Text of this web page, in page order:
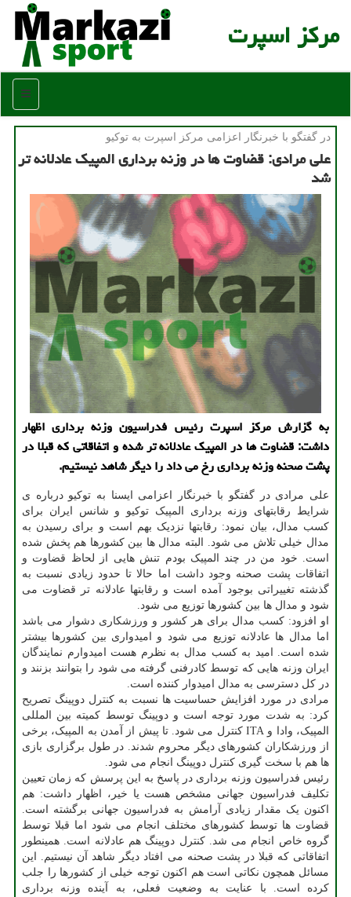
مركز اسپرت
منو
در گفتگو با خبرنگار اعزامی مركز اسپرت به توكیو
علی مرادی: قضاوت ها در وزنه برداری المپیك عادلانه تر
شد
به گزارش مرکز اسپرت رئیس فدراسیون وزنه برداری اظهار
داشت: قضاوت ها در المپیک عادلانه تر شده و اتفاقاتی که قبلا در
پشت صحنه وزنه برداری رخ می داد را دیگر شاهد نیستیم.
علی مرادی در گفتگو با خبرنگار اعزامی ایسنا به توکیو درباره ی
شرایط رقابتهای وزنه برداری المپیک توکیو و شانس ایران برای
کسب مدال، بیان نمود: رقابتها نزدیک بهم است و برای رسیدن به
مدال خیلی تلاش می شود. البته مدال ها بین کشورها هم پخش شده
است. خود من در چند المپیک بودم تنش هایی از لحاظ قضاوت و
اتفاقات پشت صحنه وجود داشت اما حالا تا حدود زیادی نسبت به
گذشته تغییراتی بوجود آمده است و رقابتها عادلانه تر قضاوت می
شود و مدال ها بین کشورها توزیع می شود.
او افزود: کسب مدال برای هر کشور و ورزشکاری دشوار می باشد
اما مدال ها عادلانه توزیع می شود و امیدواری بین کشورها بیشتر
شده است. امید به کسب مدال به نظرم هست امیدوارم نمایندگان
ایران وزنه هایی که توسط کادرفنی گرفته می شود را بتوانند بزنند و
در کل دسترسی به مدال امیدوار کننده است.
مرادی در مورد افزایش حساسیت ها نسبت به کنترل دوپینگ تصریح
کرد: به شدت مورد توجه است و دوپینگ توسط کمیته بین المللی
المپیک، وادا و ITA کنترل می شود. تا پیش از آمدن به المپیک، برخی
از ورزشکاران کشورهای دیگر محروم شدند. در طول برگزاری بازی
ها هم با سخت گیری کنترل دوپینگ انجام می شود.
رئیس فدراسیون وزنه برداری در پاسخ به این پرسش که زمان تعیین
تکلیف فدراسیون جهانی مشخص هست یا خیر، اظهار داشت: هم
اکنون یک مقدار زیادی آرامش به فدراسیون جهانی برگشته است.
قضاوت ها توسط کشورهای مختلف انجام می شود اما قبلا توسط
گروه خاص انجام می شد. کنترل دوپینگ هم عادلانه است. همینطور
اتفاقاتی که قبلا در پشت صحنه می افتاد دیگر شاهد آن نیستیم. این
مسائل همچون نکاتی است هم اکنون توجه خیلی از کشورها را جلب
کرده است. با عنایت به وضعیت فعلی، به آینده وزنه برداری